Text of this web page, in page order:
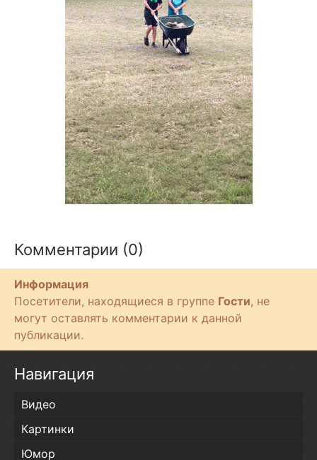
Комментарии (0)
Информация
Посетители, находящиеся в группе Гости, не
могут оставлять комментарии к данной
публикации.
Навигация
Видео
Картинки
Юмор